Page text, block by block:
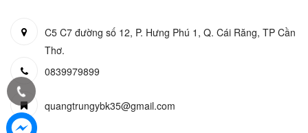
C5 C7 đường số 12, P. Hưng Phú 1, Q. Cái Răng, TP Cần
Thơ.
0839979899
quangtrungybk35@gmail.com